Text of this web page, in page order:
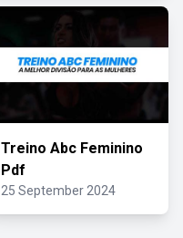
Treino Abc Feminino
Pdf
25 September 2024